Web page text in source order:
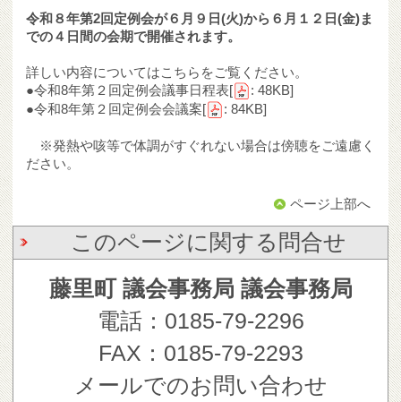
令和８年第2回定例会が６月９日(火)から６月１２日(金)ま
での４日間の会期で開催されます。
詳しい内容についてはこちらをご覧ください。
●令和8年第２回定例会議事日程表[
: 48KB]
●令和8年第２回定例会会議案[ : 84KB]
※発熱や咳等で体調がすぐれない場合は傍聴をご遠慮く
ださい。
ページ上部へ
このページに関する問合せ
藤里町 議会事務局 議会事務局
電話：0185-79-2296
FAX：0185-79-2293
メールでのお問い合わせ